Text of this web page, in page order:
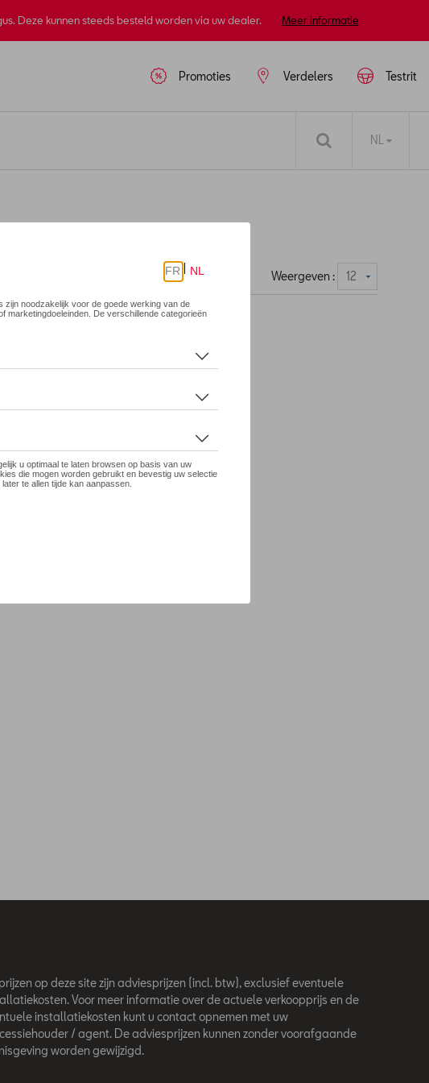
Deze kunnen steeds besteld worden via uw dealer. Meer informatie
Testrit
Verdelers
Promoties
NL
Weergeven :
op deze site zijn adviesprijzen (incl. btw), exclusief eventuele
Voor meer informatie over de actuele verkoopprijs en de
installatiekosten kunt u contact opnemen met uw
/ agent. De adviesprijzen kunnen zonder voorafgaande
worden gewijzigd.